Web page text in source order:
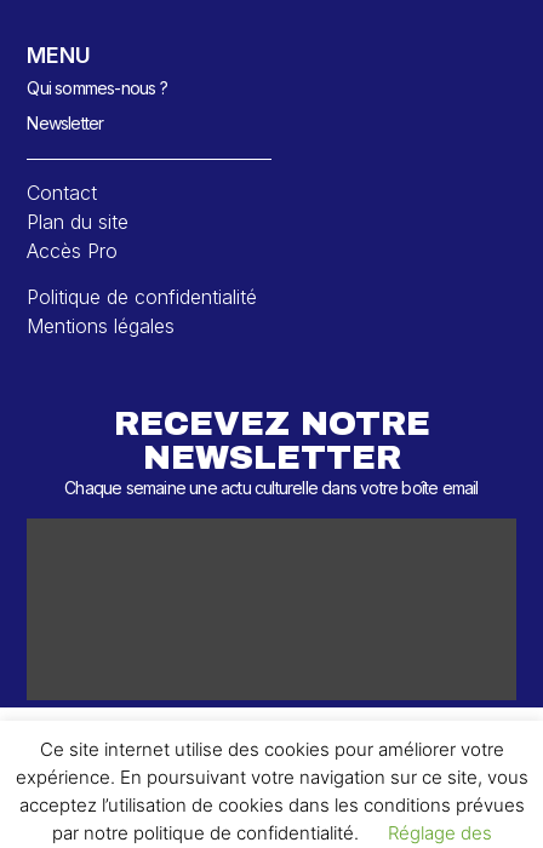
MENU
Qui sommes-nous ?
Newsletter
Contact
Plan du site
Accès Pro
Politique de confidentialité
Mentions légales
RECEVEZ NOTRE
NEWSLETTER
Chaque semaine une actu culturelle dans votre boîte email
© 2026 – 2 ème Round – Tous droits réservés.
Ce site internet utilise des cookies pour améliorer votre
expérience. En poursuivant votre navigation sur ce site, vous
acceptez l’utilisation de cookies dans les conditions prévues
par notre politique de confidentialité.
Réglage des